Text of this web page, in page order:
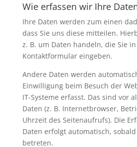
Wie erfassen wir Ihre
Ihre Daten werden zum einen
dass Sie uns diese mitteilen.
z. B. um Daten handeln, die Sie
Kontaktformular eingeben.
Andere Daten werden
Einwilligung beim Besuch der
IT-Systeme erfasst. Das sind vor
Daten (z. B. Internetbrowser,
Uhrzeit des Seitenaufrufs). Die
Daten erfolgt automatisch,
betreten.